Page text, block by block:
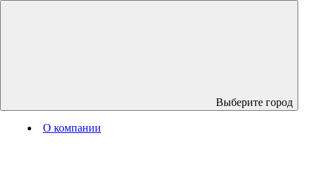
Выберите город
О компании